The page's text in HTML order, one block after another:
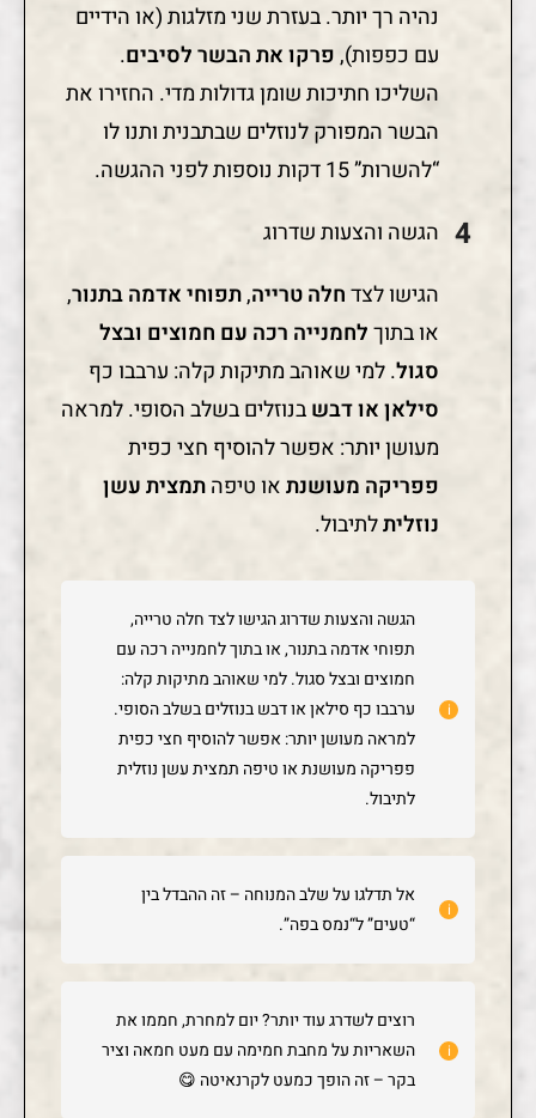
נהיה רך יותר. בעזרת שני מזלגות (או הידיים
עם כפפות),פרקו את הבשר לסיבים.
השליכו חתיכות שומן גדולות מדי. החזירו את
הבשר המפורק לנוזלים שבתבנית ותנו לו
“להשרות” 15 דקות נוספות לפני ההגשה.
הגשה והצעות שדרוג
הגישו לצדחלה טרייה,תפוחי אדמה בתנור,
או בתוךלחמנייה רכה עם חמוצים ובצל
סגול. למי שאוהב מתיקות קלה: ערבבו כף
סילאן או דבשבנוזלים בשלב הסופי. למראה
מעושן יותר: אפשר להוסיף חצי כפית
פפריקה מעושנתאו טיפהתמצית עשן
נוזליתלתיבול.
הגשה והצעות שדרוג הגישו לצד חלה טרייה,
תפוחי אדמה בתנור, או בתוך לחמנייה רכה עם
חמוצים ובצל סגול. למי שאוהב מתיקות קלה:
ערבבו כף סילאן או דבש בנוזלים בשלב הסופי.
למראה מעושן יותר: אפשר להוסיף חצי כפית
פפריקה מעושנת או טיפה תמצית עשן נוזלית
לתיבול.
אל תדלגו על שלב המנוחה – זה ההבדל בין
“טעים” ל“נמס בפה”.
רוצים לשדרג עוד יותר? יום למחרת, חממו את
השאריות על מחבת חמימה עם מעט חמאה וציר
בקר – זה הופך כמעט לקרנאיטה 😋